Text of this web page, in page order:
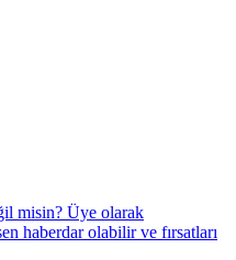
misin? Üye olarak
haberdar olabilir ve fırsatları